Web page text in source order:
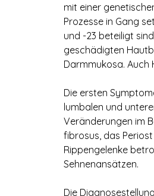
mit einer
Prozesse in Gang
und -23 beteiligt
geschädigten
Darmmukosa. Auch
Die ersten
lumbalen und
Veränderungen im
fibrosus, das
Rippengelenke
Sehnenansätzen.
Die